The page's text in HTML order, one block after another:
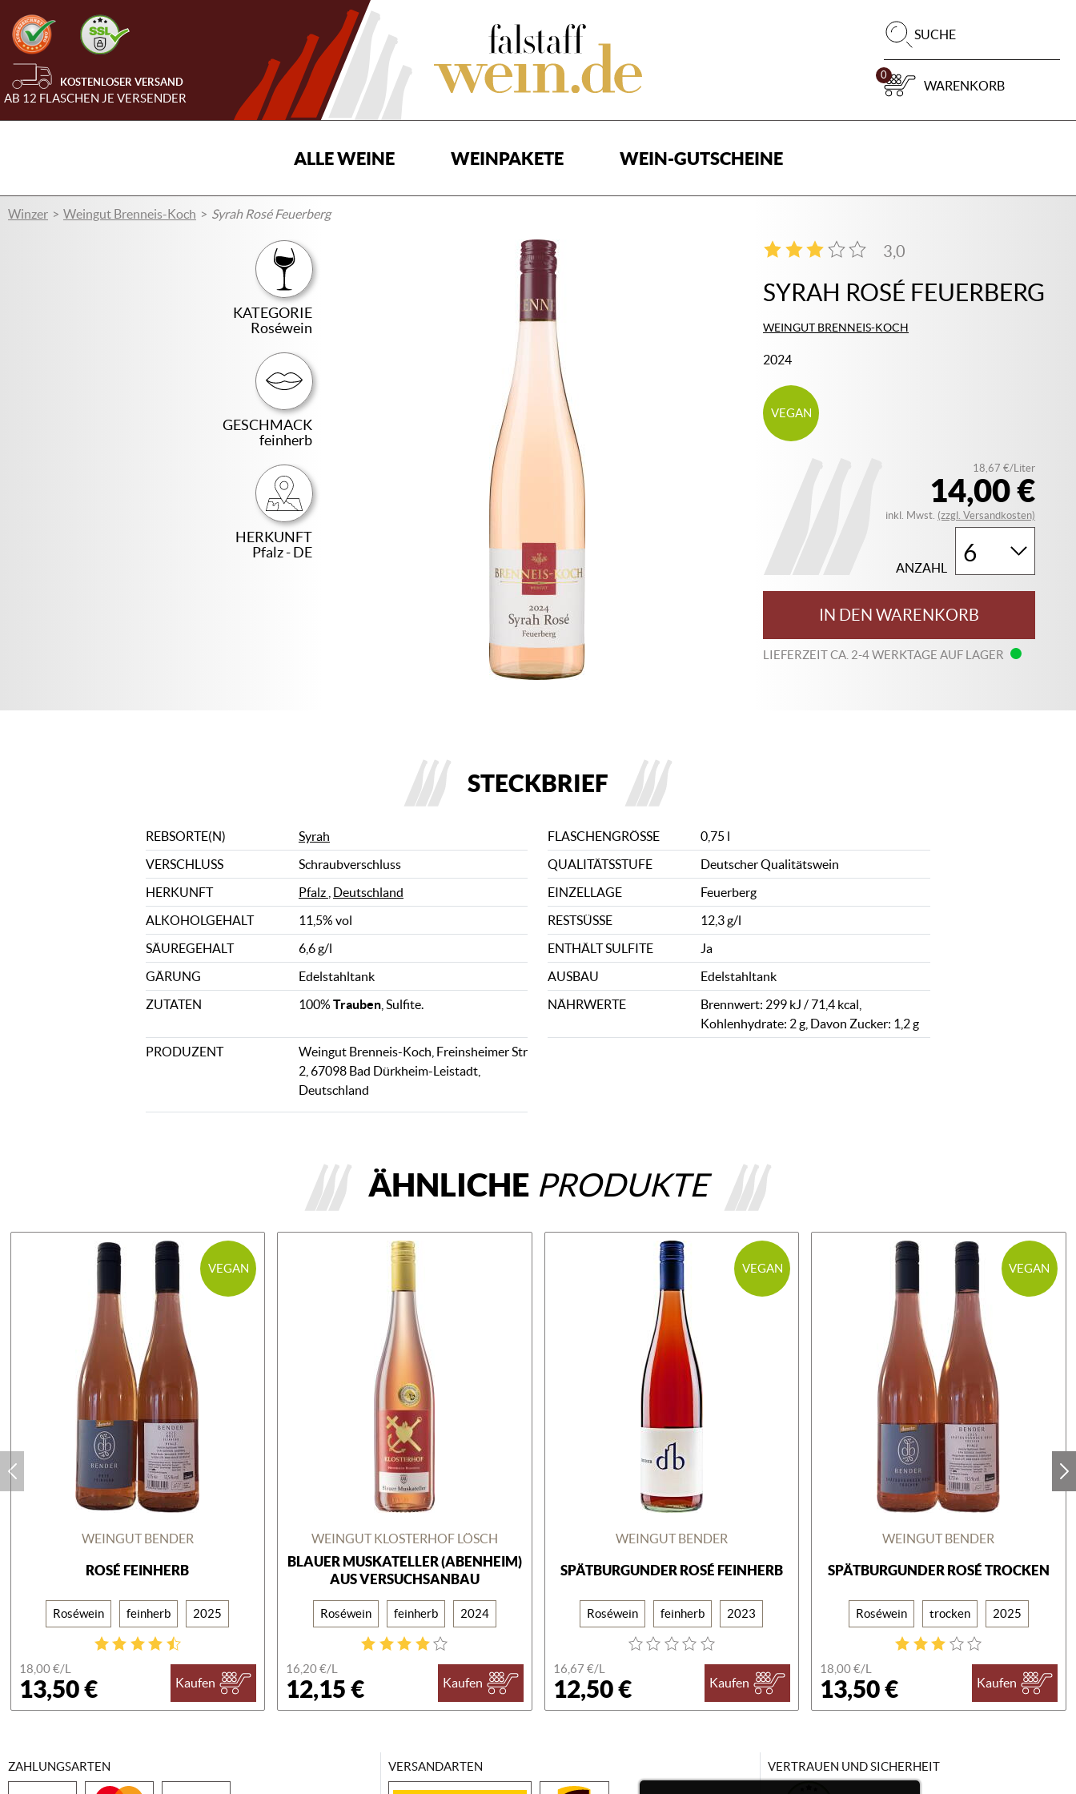
KOSTENLOSER VERSAND
AB 12 FLASCHEN JE VERSENDER
SUCHE
0
WARENKORB
ALLE WEINE WEINPAKETE WEIN-GUTSCHEINE
Winzer Weingut Brenneis-Koch Syrah Rosé Feuerberg
KATEGORIE
Roséwein
GESCHMACK
feinherb
HERKUNFT
Pfalz - DE
SYRAH ROSÉ FEUERBERG
WEINGUT BRENNEIS-KOCH
2024
3,0
1
VEGAN
14,00 €
18,67 €/Liter
inkl. Mwst. (zzgl. Versandkosten)
ANZAHL
IN DEN WARENKORB
LIEFERZEIT CA. 2-4 WERKTAGE AUF LAGER
STECKBRIEF
REBSORTE(N) Syrah FLASCHENGRÖSSE
0,75 l
VERSCHLUSS
Schraubverschluss QUALITÄTSSTUFE
Deutscher Qualitätswein
HERKUNFT
Pfalz Deutschland EINZELLAGE
Feuerberg
ALKOHOLGEHALT
11,5% vol RESTSÜSSE
12,3 g/l
SÄUREGEHALT
6,6 g/l ENTHÄLT SULFITE
Ja
GÄRUNG
Edelstahltank AUSBAU
Edelstahltank
ZUTATEN
100% Trauben, Sulfite. NÄHRWERTE
Brennwert: 299 kJ / 71,4 kcal,
Kohlenhydrate: 2 g, Davon Zucker: 1,2 g
PRODUZENT
Weingut Brenneis-Koch, Freinsheimer Str
2, 67098 Bad Dürkheim-Leistadt,
Deutschland
ÄHNLICHE PRODUKTE
VEGAN
WEINGUT BENDER
ROSÉ FEINHERB
Roséwein feinherb 2025
18,00 €/L
13,50 € Kaufen
WEINGUT KLOSTERHOF LÖSCH
BLAUER MUSKATELLER (ABENHEIM)
AUS VERSUCHSANBAU
Roséwein feinherb 2024
16,20 €/L
12,15 € Kaufen
VEGAN
WEINGUT BENDER
SPÄTBURGUNDER ROSÉ FEINHERB
Roséwein feinherb 2023
16,67 €/L
12,50 € Kaufen
VEGAN
WEINGUT BENDER
SPÄTBURGUNDER ROSÉ TROCKEN
Roséwein trocken 2025
18,00 €/L
13,50 € Kaufen
ZAHLUNGSARTEN VERSANDARTEN VERTRAUEN UND SICHERHEIT